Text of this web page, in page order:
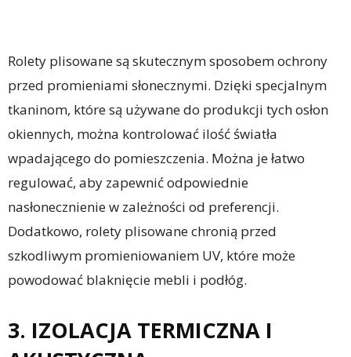
Rolety plisowane są skutecznym sposobem ochrony
przed promieniami słonecznymi. Dzięki specjalnym
tkaninom, które są używane do produkcji tych osłon
okiennych, można kontrolować ilość światła
wpadającego do pomieszczenia. Można je łatwo
regulować, aby zapewnić odpowiednie
nasłonecznienie w zależności od preferencji.
Dodatkowo, rolety plisowane chronią przed
szkodliwym promieniowaniem UV, które może
powodować blaknięcie mebli i podłóg.
3. IZOLACJA TERMICZNA I